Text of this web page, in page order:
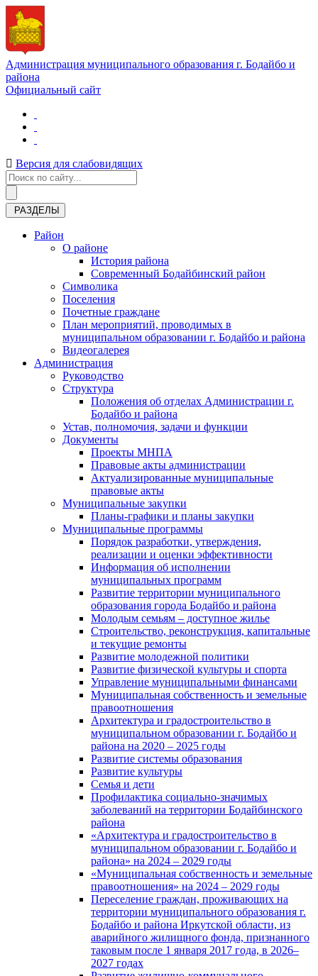
Администрация муниципального образования г. Бодайбо и
района
Официальный сайт
Версия для слабовидящих
РАЗДЕЛЫ
Район
О районе
История района
Современный Бодайбинский район
Символика
Поселения
Почетные граждане
План мероприятий, проводимых в
муниципальном образовании г. Бодайбо и района
Видеогалерея
Администрация
Руководство
Структура
Положения об отделах Администрации г.
Бодайбо и района
Устав, полномочия, задачи и функции
Документы
Проекты МНПА
Правовые акты администрации
Актуализированные муниципальные
правовые акты
Муниципальные закупки
Планы-графики и планы закупки
Муниципальные программы
Порядок разработки, утверждения,
реализации и оценки эффективности
Информация об исполнении
муниципальных программ
Развитие территории муниципального
образования города Бодайбо и района
Молодым семьям – доступное жилье
Строительство, реконструкция, капитальные
и текущие ремонты
Развитие молодежной политики
Развитие физической культуры и спорта
Управление муниципальными финансами
Муниципальная собственность и земельные
правоотношения
Архитектура и градостроительство в
муниципальном образовании г. Бодайбо и
района на 2020 – 2025 годы
Развитие системы образования
Развитие культуры
Семья и дети
Профилактика социально-значимых
заболеваний на территории Бодайбинского
района
«Архитектура и градостроительство в
муниципальном образовании г. Бодайбо и
района» на 2024 – 2029 годы
«Муниципальная собственность и земельные
правоотношения» на 2024 – 2029 годы
Переселение граждан, проживающих на
территории муниципального образования г.
Бодайбо и района Иркутской области, из
аварийного жилищного фонда, признанного
таковым после 1 января 2017 года, в 2026–
2027 годах